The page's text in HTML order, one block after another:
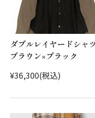
ダブルレイヤードシャ
ブラウン×ブラック
¥36,300(税込)